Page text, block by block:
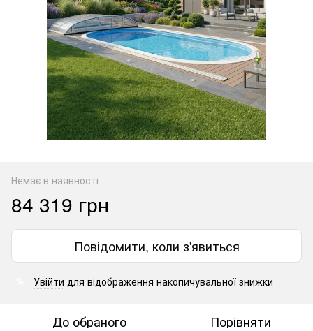
Немає в наявності
84 319 грн
Повідомити, коли з'явиться
Увійти для відображення накопичувальної знижки
До обраного Порівняти